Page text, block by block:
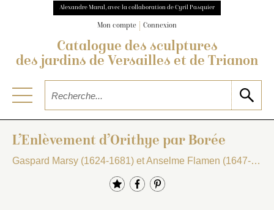
Alexandre Maral, avec la collaboration de Cyril Pasquier
Mon compte Connexion
Catalogue des sculptures
des jardins de Versailles et de Trianon
L’Enlèvement d’Orithye par Borée
Gaspard Marsy (1624-1681) et Anselme Flamen (1647-1717)